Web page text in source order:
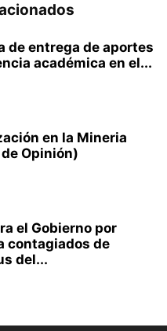
de entrega de aportes
académica en el...
en la Mineria
Opinión)
el Gobierno por
contagiados de
del...